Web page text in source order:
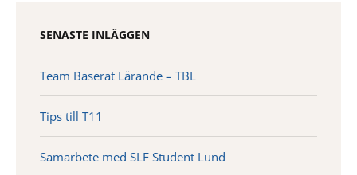
SENASTE INLÄGGEN
Team Baserat Lärande – TBL
Tips till T11
Samarbete med SLF Student Lund